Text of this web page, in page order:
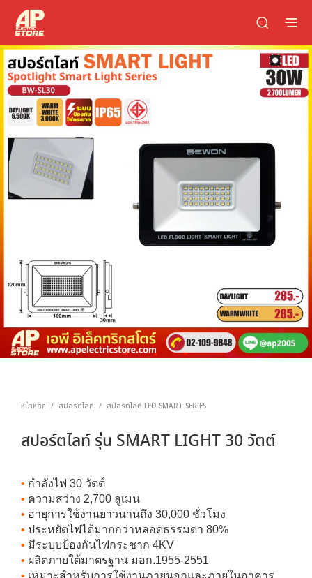
หน้าหลัก / สปอร์ตไลท์ / สปอร์ทไลต์ LED SMART SERIES
สปอร์ตไลท์ รุ่น SMART LIGHT 30 วัตต์
• กำลังไฟ 30 วัตต์
• ความสว่าง 2,700 ลูเมน
• อายุการใช้งานยาวนานถึง 30,000 ชั่วโมง
• ประหยัดไฟได้มากกว่าหลอดธรรมดา 80%
• มีระบบป้องกันไฟกระชาก 4KV
• ผลิตภายใต้มาตรฐาน มอก.1955-2551
• เหมาะสำหรับการใช้งานภายนอกและภายในอาคาร